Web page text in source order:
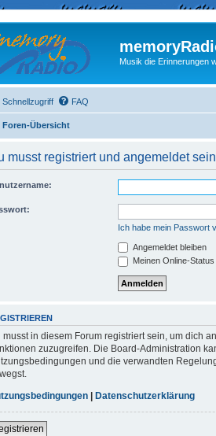
Musik die Erinnerungen
Schnellzugriff FAQ
Foren-Übersicht
musst registriert und angemeldet
Ich habe mein Passwort
Angemeldet bleiben
Meinen Online-
musst in diesem Forum registriert sein, um dich
zuzugreifen. Die Board-Administration
und die verwandten
Datenschutzerklärung